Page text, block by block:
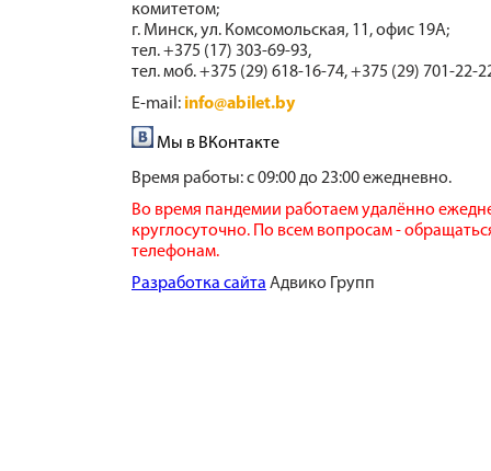
комитетом;
г. Минск, ул. Комсомольская, 11, офис 19А;
тел. +375 (17) 303-69-93,
тел. моб. +375 (29) 618-16-74, +375 (29) 701-22-
E-mail: info@abilet.by
Мы в ВКонтакте
Время работы:с 09:00 до 23:00 ежедневно.
Во время пандемии работаем удалённо
круглосуточно. По всем вопросам -
телефонам.
​Разработка сайта ​ Адвико Групп